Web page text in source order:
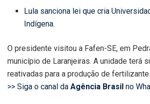
Lula sanciona lei que cria
Indígena.
O presidente visitou a Fafen-SE, em
município de Laranjeiras. A unidade terá
reativadas para a produção de
>> Siga o canal da Agência Brasil no